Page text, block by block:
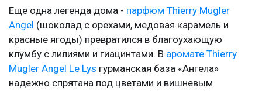
Еще одна легенда дома - парфюм Thierry Mugler
Angel (шоколад с орехами, медовая карамель и
красные ягоды) превратился в благоухающую
клумбу с лилиями и гиацинтами. В аромате Thierry
Mugler Angel Le Lys гурманская база «Ангела»
надежно спрятана под цветами и вишневым